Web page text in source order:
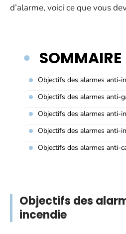
d’alarme, voici ce que vous
SOMMAIRE
Objectifs des alarmes anti-
Objectifs des alarmes anti-
Objectifs des alarmes anti-
Objectifs des alarmes anti-
Objectifs des alarmes anti-
Objectifs des
incendie